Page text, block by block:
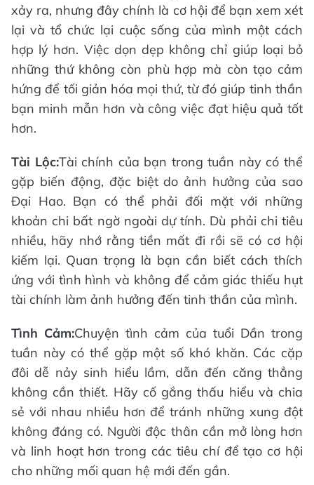
xảy ra, nhưng đây chính là cơ hội để bạn xem xét
lại và tổ chức lại cuộc sống của mình một cách
hợp lý hơn. Việc dọn dẹp không chỉ giúp loại bỏ
những thứ không còn phù hợp mà còn tạo cảm
hứng để tối giản hóa mọi thứ, từ đó giúp tinh thần
bạn minh mẫn hơn và công việc đạt hiệu quả tốt
hơn.
Tài Lộc:Tài chính của bạn trong tuần này có thể
gặp biến động, đặc biệt do ảnh hưởng của sao
Đại Hao. Bạn có thể phải đối mặt với những
khoản chi bất ngờ ngoài dự tính. Dù phải chi tiêu
nhiều, hãy nhớ rằng tiền mất đi rồi sẽ có cơ hội
kiếm lại. Quan trọng là bạn cần biết cách thích
ứng với tình hình và không để cảm giác thiếu hụt
tài chính làm ảnh hưởng đến tinh thần của mình.
Tình Cảm:Chuyện tình cảm của tuổi Dần trong
tuần này có thể gặp một số khó khăn. Các cặp
đôi dễ nảy sinh hiểu lầm, dẫn đến căng thẳng
không cần thiết. Hãy cố gắng thấu hiểu và chia
sẻ với nhau nhiều hơn để tránh những xung đột
không đáng có. Người độc thân cần mở lòng hơn
và linh hoạt hơn trong các tiêu chí để tạo cơ hội
cho những mối quan hệ mới đến gần.